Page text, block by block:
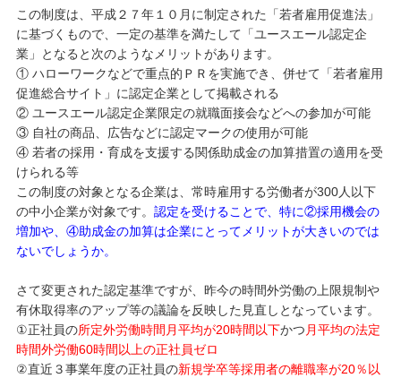
この制度は、平成２７年１０月に制定された「若者雇用促進法」
に基づくもので、一定の基準を満たして「ユースエール認定企
業」となると次のようなメリットがあります。
① ハローワークなどで重点的ＰＲを実施でき、併せて「若者雇用
促進総合サイト」に認定企業として掲載される
② ユースエール認定企業限定の就職面接会などへの参加が可能
③ 自社の商品、広告などに認定マークの使用が可能
④ 若者の採用・育成を支援する関係助成金の加算措置の適用を受
けられる等
この制度の対象となる企業は、常時雇用する労働者が300人以下
の中小企業が対象です。 認定を受けることで、特に②採用機会の
増加や、④助成金の加算は企業にとってメリットが大きいのでは
ないでしょうか。
さて変更された認定基準ですが、昨今の時間外労働の上限規制や
有休取得率のアップ等の議論を反映した見直しとなっています。
①正社員の所定外労働時間月平均が20時間以下かつ 月平均の法定
時間外労働60時間以上の正社員ゼロ
②直近３事業年度の正社員の新規学卒等採用者の離職率が20％以